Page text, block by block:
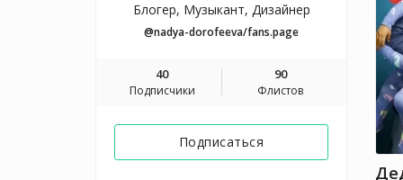
Блогер, Музыкант, Дизайнер
@nadya-dorofeeva/fans.page
40
Подписчики
90
Флистов
Подписаться